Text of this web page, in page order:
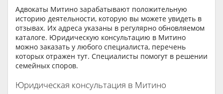
Адвокаты Митино зарабатывают положительную
историю деятельности, которую вы можете увидеть в
отзывах. Их адреса указаны в регулярно обновляемом
каталоге. Юридическую консультацию в Митино
можно заказать у любого специалиста, перечень
которых отражен тут. Специалисты помогут в решении
семейных споров.
Юридическая консультация в Митино